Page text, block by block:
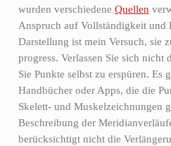
wurden verschiedene Quellen
Anspruch auf Vollständigkeit und
Darstellung ist mein Versuch, sie
progress. Verlassen Sie sich nicht
Sie Punkte selbst zu erspüren. Es
Handbücher oder Apps, die die
Skelett- und Muskelzeichnungen
Beschreibung der
berücksichtigt nicht die